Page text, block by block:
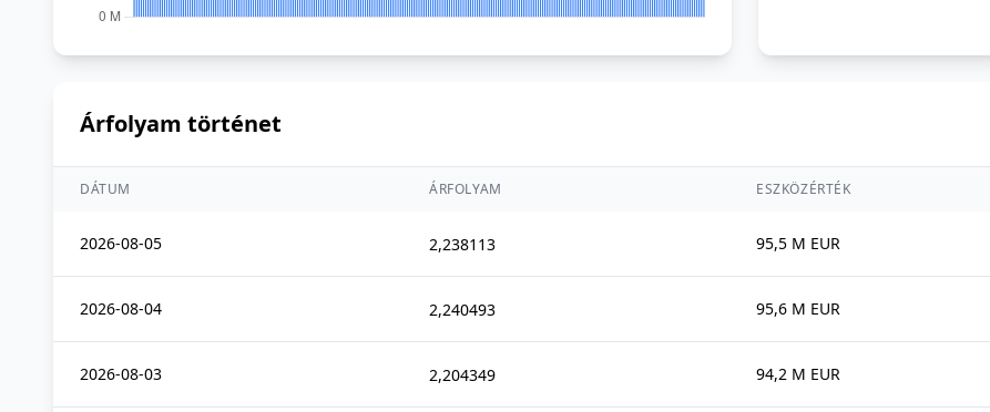
Árfolyam történet
DÁTUM ÁRFOLYAM ESZKÖZÉRTÉK
2026-08-05 2,238113 95,5 M EUR
2026-08-04 2,240493 95,6 M EUR
2026-08-03 2,204349 94,2 M EUR